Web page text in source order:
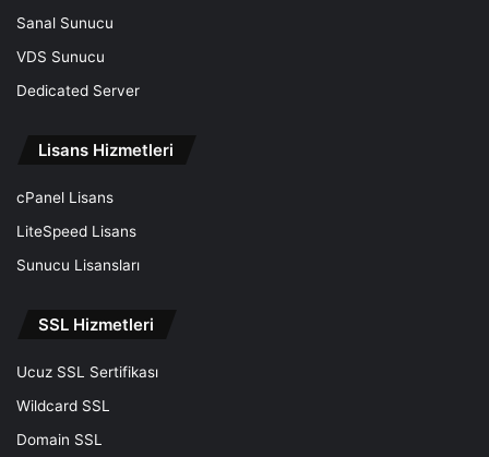
Sanal Sunucu
VDS Sunucu
Dedicated Server
Lisans Hizmetleri
cPanel Lisans
LiteSpeed Lisans
Sunucu Lisansları
SSL Hizmetleri
Ucuz SSL Sertifikası
Wildcard SSL
Domain SSL